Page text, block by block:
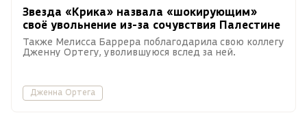
Звезда «Крика» назвала «шокирующим»
своё увольнение из-за сочувствия Палестине
Также Мелисса Баррера поблагодарила свою коллегу
Дженну Ортегу, уволившуюся вслед за ней.
Дженна Ортега